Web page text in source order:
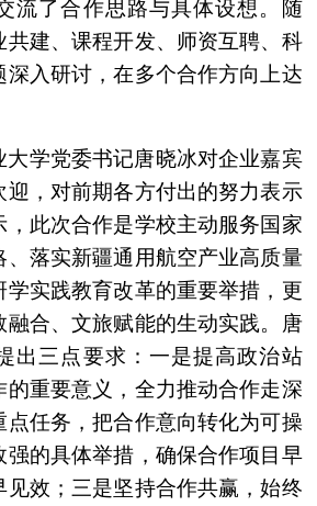
流了合作思路与具体设想。随
共建、课程开发、师资互聘、科
入研讨，在多个合作方向上达
大学党委书记唐晓冰对企业嘉宾
迎，对前期各方付出的努力表示
此次合作是学校主动服务国家
、落实新疆通用航空产业高质量
实践教育改革的重要举措，更
融合、文旅赋能的生动实践。唐
出三点要求：一是提高政治站
重要意义，全力推动合作走深
点任务，把合作意向转化为可操
强的具体举措，确保合作项目早
效；三是坚持合作共赢，始终